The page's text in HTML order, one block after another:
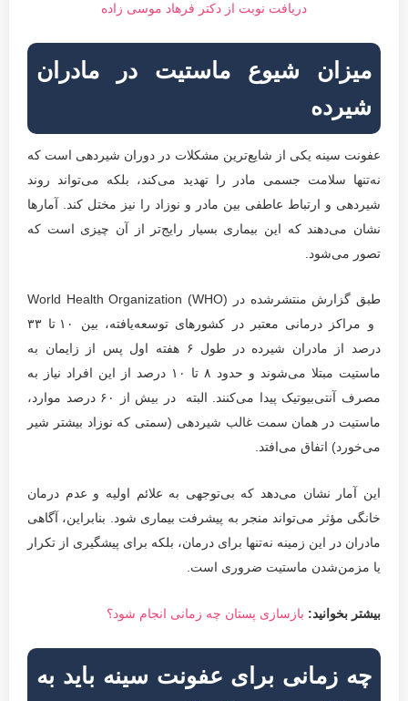
دریافت نوبت از دکتر فرهاد موسی زاده
میزان شیوع ماستیت در مادران
شیرده
عفونت سینه یکی از شایع‌ترین مشکلات در دوران شیردهی است که
نه‌تنها سلامت جسمی مادر را تهدید می‌کند، بلکه می‌تواند روند
شیردهی و ارتباط عاطفی بین مادر و نوزاد را نیز مختل کند. آمارها
نشان می‌دهند که این بیماری بسیار رایج‌تر از آن چیزی است که
تصور می‌شود.
طبق گزارش منتشرشده در World Health Organization (WHO)
و مراکز درمانی معتبر در کشورهای توسعه‌یافته، بین ۱۰ تا ۳۳
درصد از مادران شیرده در طول ۶ هفته اول پس از زایمان به
ماستیت مبتلا می‌شوند و حدود ۸ تا ۱۰ درصد از این افراد نیاز به
مصرف آنتی‌بیوتیک پیدا می‌کنند. البته در بیش از ۶۰ درصد موارد،
ماستیت در همان سمت غالب شیردهی (سمتی که نوزاد بیشتر شیر
می‌خورد) اتفاق می‌افتد.
این آمار نشان می‌دهد که بی‌توجهی به علائم اولیه و عدم درمان
خانگی مؤثر می‌تواند منجر به پیشرفت بیماری شود. بنابراین، آگاهی
مادران در این زمینه نه‌تنها برای درمان، بلکه برای پیشگیری از تکرار
یا مزمن‌شدن ماستیت ضروری است.
بیشتر بخوانید: بازسازی پستان چه زمانی انجام شود؟
چه زمانی برای عفونت سینه باید به